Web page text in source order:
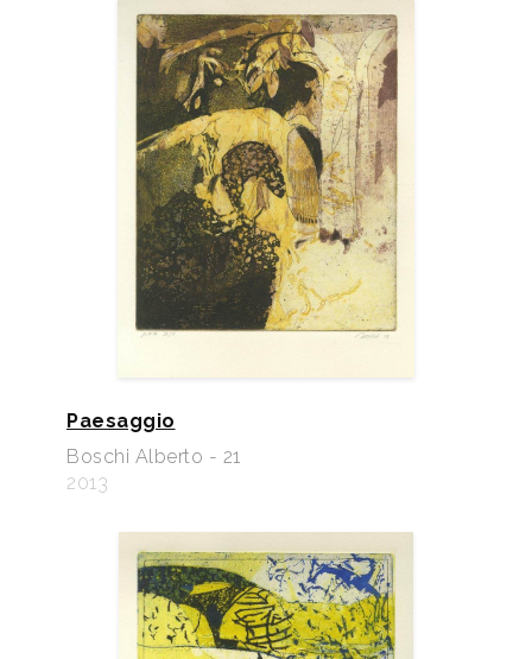
Paesaggio
Boschi Alberto - 21
2013